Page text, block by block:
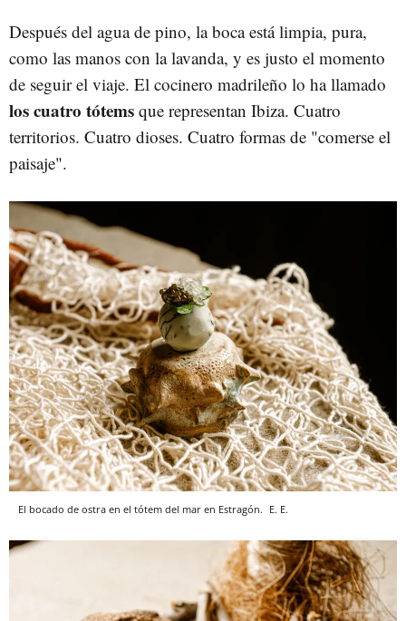
Después del agua de pino, la boca está limpia, pura,
como las manos con la lavanda, y es justo el momento
de seguir el viaje. El cocinero madrileño lo ha llamado
los cuatro tótems que representan Ibiza. Cuatro
territorios. Cuatro dioses. Cuatro formas de "comerse el
paisaje".
El bocado de ostra en el tótem del mar en Estragón. E. E.